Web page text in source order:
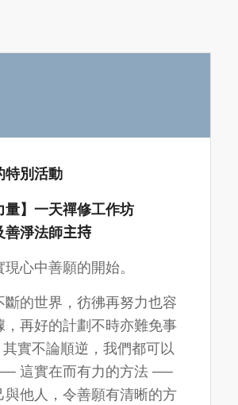
特別活動
量】一天禪修工作坊
善淨法師主持
心中善願的開始。
斷的世界，彷彿再努力也容
，再好的計劃不時亦難免事
實不論順逆，我們都可以
這實在而有力的方法 ──
與他人，令善願有清晰的方